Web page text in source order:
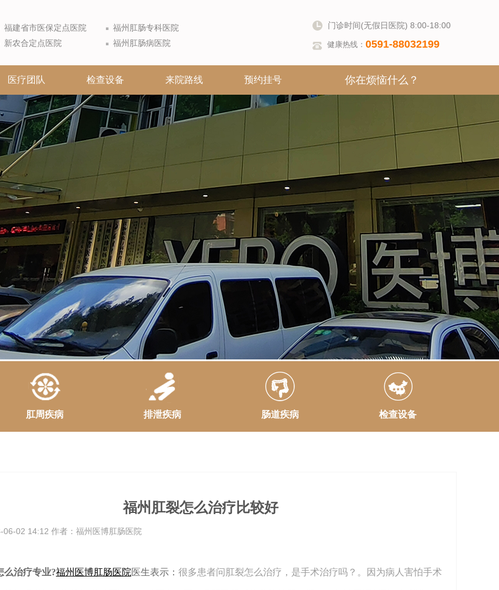
福建省市医保定点医院
福州肛肠专科医院
新农合定点医院
福州肛肠病医院
门诊时间(无假日医院) 8:00-18:00
健康热线： 0591-88032199
医疗团队 检查设备 来院路线 预约挂号 你在烦恼什么？
肛周疾病 排泄疾病 肠道疾病 检查设备
福州肛裂怎么治疗比较好
06-02 14:12 作者：福州医博肛肠医院
么治疗专业?福州医博肛肠医院医生表示： 很多患者问肛裂怎么治疗，是手术治疗吗？。因为病人害怕手术